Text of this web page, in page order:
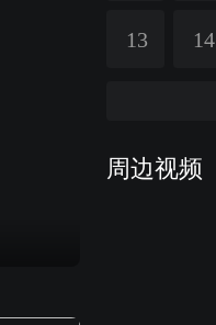
13 14
周边视频